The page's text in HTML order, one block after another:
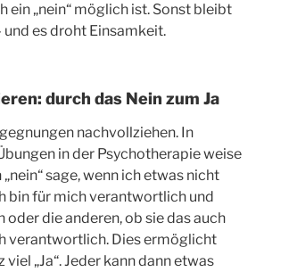
ein „nein“ möglich ist. Sonst bleibt
es droht Einsamkeit.
durch das Nein zum Ja
nachvollziehen. In
in der Psychotherapie weise
sage, wenn ich etwas nicht
bin für mich verantwortlich und
die anderen, ob sie das auch
verantwortlich. Dies ermöglicht
„Ja“. Jeder kann dann etwas